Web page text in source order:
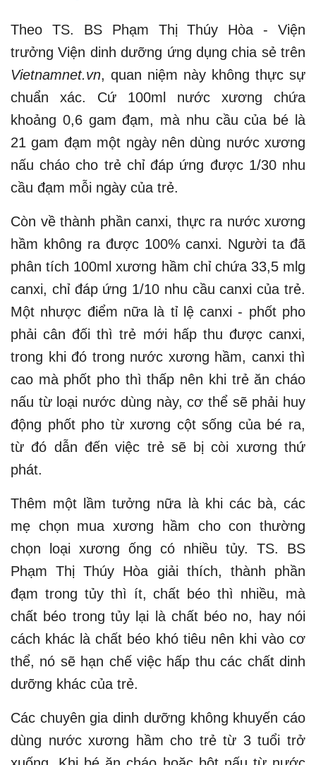
Theo TS. BS Phạm Thị Thúy Hòa - Viện
trưởng Viện dinh dưỡng ứng dụng chia sẻ trên
Vietnamnet.vn, quan niệm này không thực sự
chuẩn xác. Cứ 100ml nước xương chứa
khoảng 0,6 gam đạm, mà nhu cầu của bé là
21 gam đạm một ngày nên dùng nước xương
nấu cháo cho trẻ chỉ đáp ứng được 1/30 nhu
cầu đạm mỗi ngày của trẻ.
Còn về thành phần canxi, thực ra nước xương
hầm không ra được 100% canxi. Người ta đã
phân tích 100ml xương hầm chỉ chứa 33,5 mlg
canxi, chỉ đáp ứng 1/10 nhu cầu canxi của trẻ.
Một nhược điểm nữa là tỉ lệ canxi - phốt pho
phải cân đối thì trẻ mới hấp thu được canxi,
trong khi đó trong nước xương hầm, canxi thì
cao mà phốt pho thì thấp nên khi trẻ ăn cháo
nấu từ loại nước dùng này, cơ thể sẽ phải huy
động phốt pho từ xương cột sống của bé ra,
từ đó dẫn đến việc trẻ sẽ bị còi xương thứ
phát.
Thêm một lầm tưởng nữa là khi các bà, các
mẹ chọn mua xương hầm cho con thường
chọn loại xương ống có nhiều tủy. TS. BS
Phạm Thị Thúy Hòa giải thích, thành phần
đạm trong tủy thì ít, chất béo thì nhiều, mà
chất béo trong tủy lại là chất béo no, hay nói
cách khác là chất béo khó tiêu nên khi vào cơ
thể, nó sẽ hạn chế việc hấp thu các chất dinh
dưỡng khác của trẻ.
Các chuyên gia dinh dưỡng không khuyến cáo
dùng nước xương hầm cho trẻ từ 3 tuổi trở